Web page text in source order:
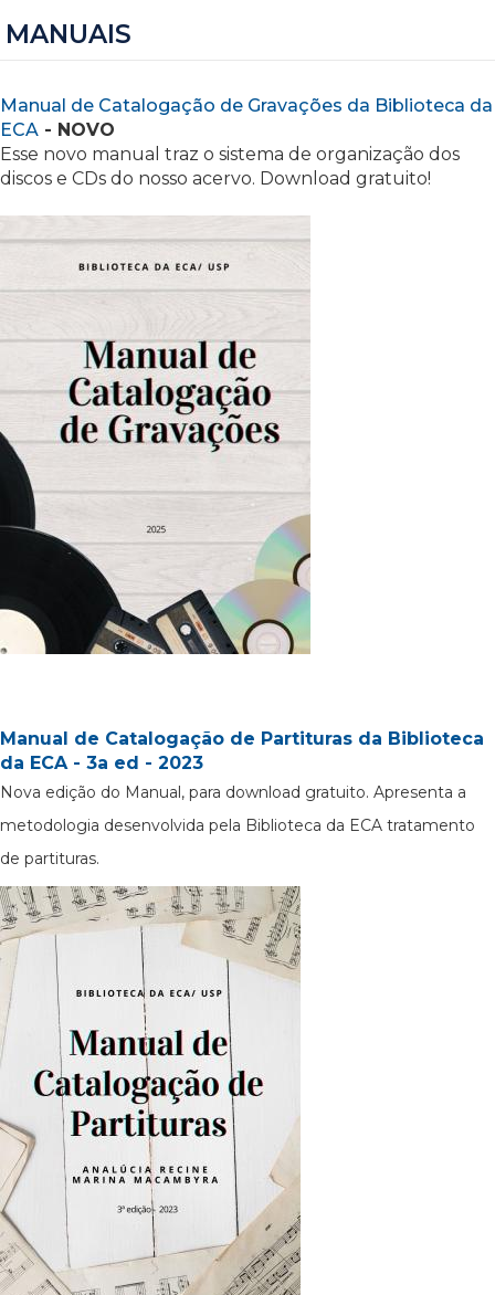
MANUAIS
Manual de Catalogação de Gravações da Biblioteca da
ECA - NOVO
Esse novo manual traz o sistema de organização dos
discos e CDs do nosso acervo. Download gratuito!
Manual de Catalogação de Partituras da Biblioteca
da ECA - 3a ed - 2023
Nova edição do Manual, para download gratuito. Apresenta a
metodologia desenvolvida pela Biblioteca da ECA tratamento
de partituras.